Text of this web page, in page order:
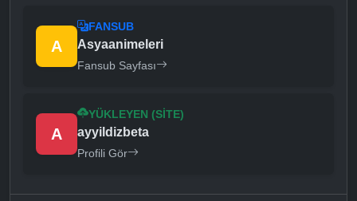
A
FANSUB
Asyaanimeleri
Fansub Sayfası
A
YÜKLEYEN (SITE)
ayyildizbeta
Profili Gör